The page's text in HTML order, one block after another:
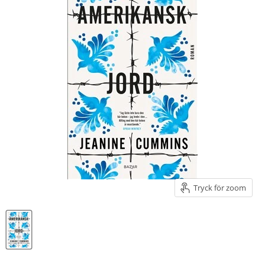
Tryck för zoom